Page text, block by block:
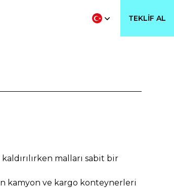
TEKLIF AL
malları sabit bir
kamyon ve kargo konteynerleri